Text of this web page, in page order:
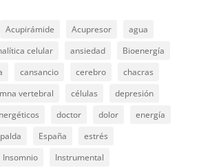
Acupirámide Acupresor
agua
celular ansiedad
Bioenergía
cansancio cerebro
chacras
vertebral células
depresión
doctor dolor
energía
España
estrés
Insomnio
Instrumental